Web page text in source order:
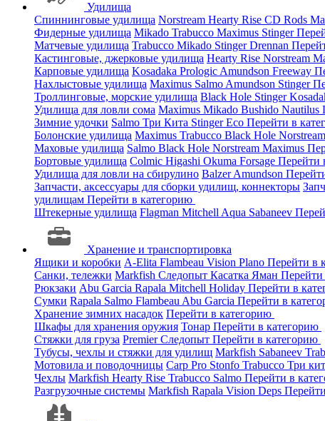
Удилища
Спиннинговые удилища Norstream Hearty Rise CD Rods
Фидерные удилища Mikado Trabucco Maximus Stinger
Матчевые удилища Trabucco Mikado StingerDrennan
Кастинговые, джерковые удилища Hearty Rise Norstream
Карповые удилища Kosadaka Prologic Amundson Freeway
Нахлыстовые удилища Maximus Salmo Amundson Stinger
Троллинговые, морские удилища Black Hole Stinger
Удилища для ловли сома Maximus Mikado Bushido Nautilus
Зимние удочки Salmo Три Кита StingerEco Перейти в
Болонские удилища Maximus Trabucco Black Hole Norstream
Маховые удилища Salmo Black Hole Norstream Maximus
Бортовые удилища Colmic Higashi Okuma Forsage Перейти
Удилища для ловли на сбирулино BalzerAmundson
Запчасти, аксессуары для сборки удилищ, коннекторы
удилищам Перейти в категорию
Штекерные удилища Flagman Mitchell Aqua Sabaneev
Хранение и транспортировка
Ящики и коробки A-Elita Flambeau Vision Plano Перейти в
Санки, тележки Markfish Следопыт Касатка Яман Перейти
Рюкзаки Abu Garcia Rapala Mitchell Holiday Перейти в
Сумки Rapala Salmo Flambeau Abu Garcia Перейти в
Хранение зимних насадок Перейти в категорию
Шкафы для хранения оружия Тонар Перейти в категорию
Стяжки для груза PremierСледопыт Перейти в категорию
Тубусы, чехлы и стяжки для удилищ Markfish Sabaneev
Мотовила и поводочницы Carp Pro Stonfo Trabucco Три
Чехлы Markfish Hearty Rise Trabucco Salmo Перейти в
Разгрузочные системы Markfish Rapala Vision Deps